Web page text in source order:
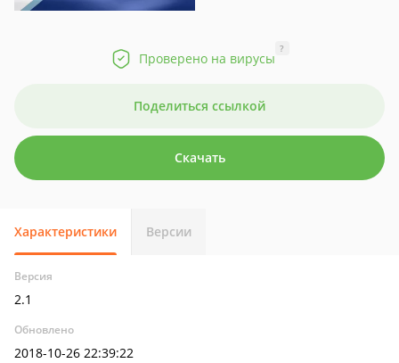
Проверено на вирусы
?
Поделиться ссылкой
Скачать
Характеристики Версии
Версия
2.1
Обновлено
2018-10-26 22:39:22